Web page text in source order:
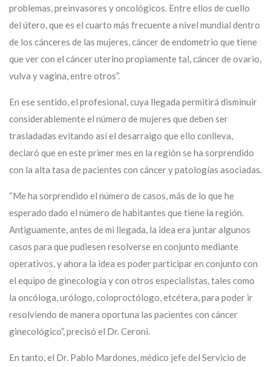
problemas, preinvasores y oncológicos. Entre ellos de cuello
del útero, que es el cuarto más frecuente a nivel mundial dentro
de los cánceres de las mujeres, cáncer de endometrio que tiene
que ver con el cáncer uterino propiamente tal, cáncer de ovario,
vulva y vagina, entre otros”.
En ese sentido, el profesional, cuya llegada permitirá disminuir
considerablemente el número de mujeres que deben ser
trasladadas evitando así el desarraigo que ello conlleva,
declaró que en este primer mes en la región se ha sorprendido
con la alta tasa de pacientes con cáncer y patologías asociadas.
“Me ha sorprendido el número de casos, más de lo que he
esperado dado el número de habitantes que tiene la región.
Antiguamente, antes de mi llegada, la idea era juntar algunos
casos para que pudiesen resolverse en conjunto mediante
operativos, y ahora la idea es poder participar en conjunto con
el equipo de ginecología y con otros especialistas, tales como
la oncóloga, urólogo, coloproctólogo, etcétera, para poder ir
resolviendo de manera oportuna las pacientes con cáncer
ginecológico”, precisó el Dr. Ceroni.
En tanto, el Dr. Pablo Mardones, médico jefe del Servicio de